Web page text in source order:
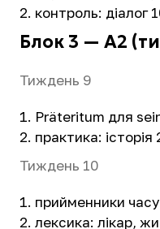
контроль: діалог
Блок 3 — A2
Тиждень 9
Präteritum для
практика:
Тиждень 10
прийменники
лексика: лікар,